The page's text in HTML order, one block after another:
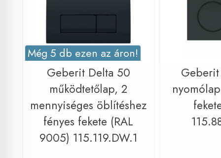
Még 5 db ezen az áron!
Geberit Delta 50
működtetőlap, 2
mennyiséges öblítéshez
fényes fekete (RAL
9005) 115.119.DW.1